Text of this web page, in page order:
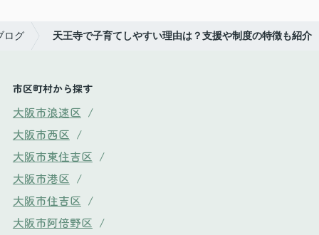
ログ 天王寺で子育てしやすい理由は？支援や制度の特徴も紹介
市区町村から探す
大阪市浪速区 /
大阪市西区 /
大阪市東住吉区 /
大阪市港区 /
大阪市住吉区 /
大阪市阿倍野区 /